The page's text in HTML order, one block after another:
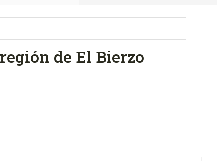
de El Bierzo